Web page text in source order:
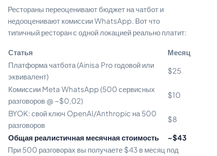
Рестораны переоценивают бюджет на чатбот и
недооценивают комиссии WhatsApp. Вот что
типичный ресторан с одной локацией реально платит:
Статья
Месяц
Платформа чатбота (Ainisa Pro годовой или
эквивалент)
$25
Комиссии Meta WhatsApp (500 сервисных
разговоров @ ~$0,02)
$10
BYOK: свой ключ OpenAI/Anthropic на 500
разговоров
$8
Общая реалистичная месячная стоимость
~$43
При 500 разговорах вы получаете $43 в месяц под